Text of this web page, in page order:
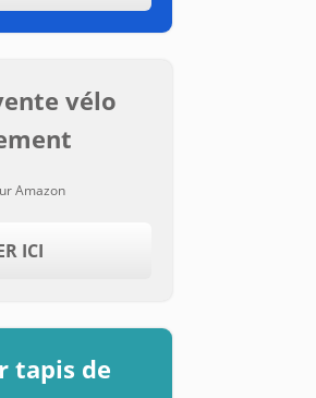
vélo
Amazon
ICI
tapis de